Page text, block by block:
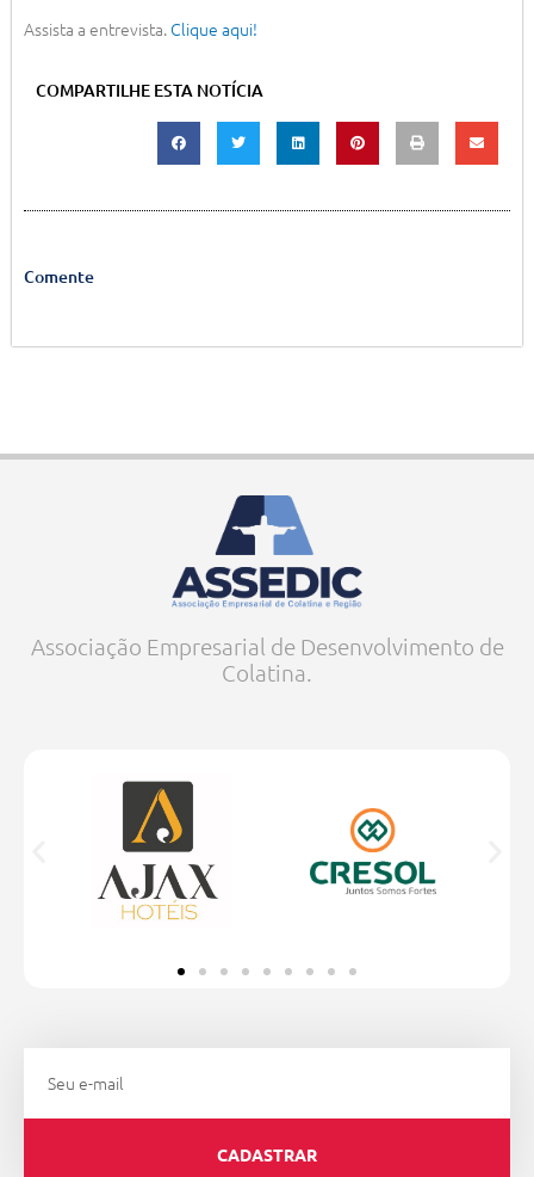
Assista a entrevista. Clique aqui!
COMPARTILHE ESTA NOTÍCIA
Comente
Associação Empresarial de Desenvolvimento de
Colatina.
CADASTRAR